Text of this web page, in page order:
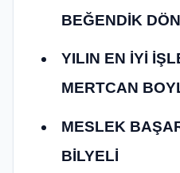
BEĞENDİK
YILIN EN İYİ
MERTCAN
MESLEK
BİLYELİ